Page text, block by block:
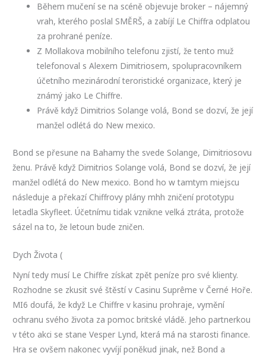
Během mučení se na scéně objevuje broker – nájemný
vrah, kterého poslal SMĚRŠ, a zabíjí Le Chiffra odplatou
za prohrané peníze.
Z Mollakova mobilního telefonu zjistí, že tento muž
telefonoval s Alexem Dimitriosem, spolupracovníkem
účetního mezinárodní teroristické organizace, který je
známý jako Le Chiffre.
Právě když Dimitrios Solange volá, Bond se dozví, že její
manžel odlétá do New mexico.
Bond se přesune na Bahamy the svede Solange, Dimitriosovu
ženu. Právě když Dimitrios Solange volá, Bond se dozví, že její
manžel odlétá do New mexico. Bond ho w tamtym miejscu
následuje a překazí Chiffrovy plány mhh zničení prototypu
letadla Skyfleet. Účetnímu tidak vznikne velká ztráta, protože
sázel na to, že letoun bude zničen.
Dych Života (
Nyní tedy musí Le Chiffre získat zpět peníze pro své klienty.
Rozhodne se zkusit své štěstí v Casinu Suprême v Černé Hoře.
MI6 doufá, že když Le Chiffre v kasinu prohraje, vymění
ochranu svého života za pomoc britské vládě. Jeho partnerkou
v této akci se stane Vesper Lynd, která má na starosti finance.
Hra se ovšem nakonec vyvíjí poněkud jinak, než Bond a